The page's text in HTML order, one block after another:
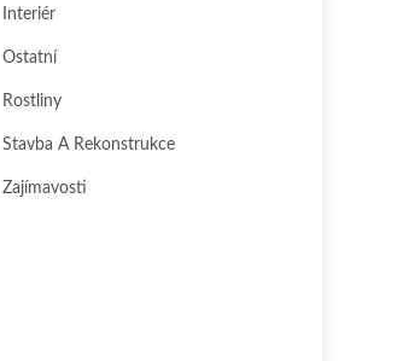
Interiér
Ostatní
Rostliny
Stavba A Rekonstrukce
Zajímavosti